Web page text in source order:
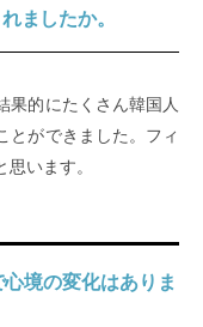
ましたか。
果的にたくさん韓国人
とができました。フィ
います。
境の変化はありま